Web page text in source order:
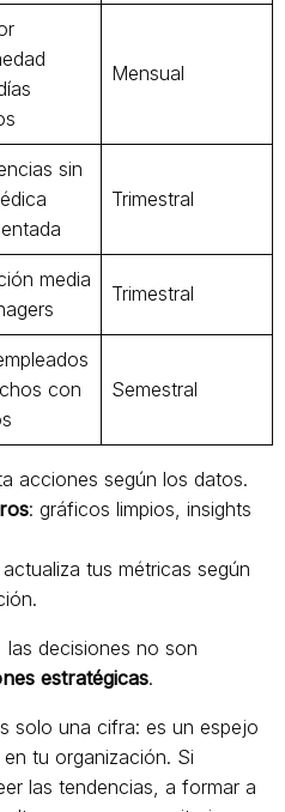
Mensual
sin
Trimestral
media
Trimestral
con
Semestral
acciones según los datos.
: gráficos limpios, insights
actualiza tus métricas según
decisiones no son
estratégicas.
solo una cifra: es un espejo
tu organización. Si
las tendencias, a formar a